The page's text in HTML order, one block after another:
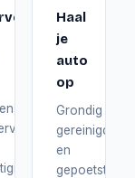
Haal
je
auto
op
Grondig
gereinigd
en
gepoetst.